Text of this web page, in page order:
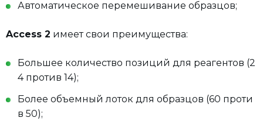
Автоматическое перемешивание образцов;
Access 2 имеет свои преимущества:
Большее количество позиций для реагентов (2
4 против 14);
Более объемный лоток для образцов (60 проти
в 50);